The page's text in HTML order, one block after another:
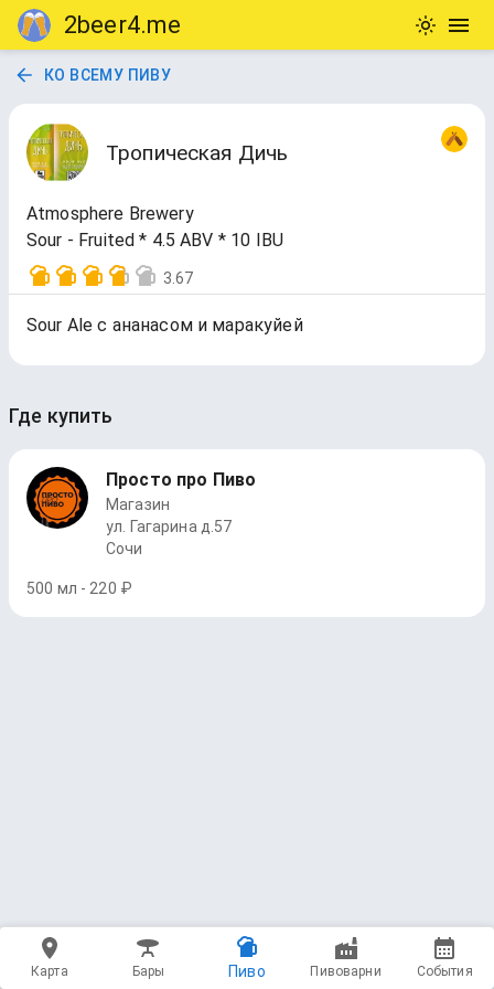
2beer4.me
КО ВСЕМУ ПИВУ
Тропическая Дичь
Atmosphere Brewery
Sour - Fruited * 4.5 ABV * 10 IBU
3.67
Sour Ale с ананасом и маракуйей
Где купить
Просто про Пиво
Магазин
ул. Гагарина д.57
Сочи
500 мл - 220 ₽
Карта Бары Пиво Пивоварни События